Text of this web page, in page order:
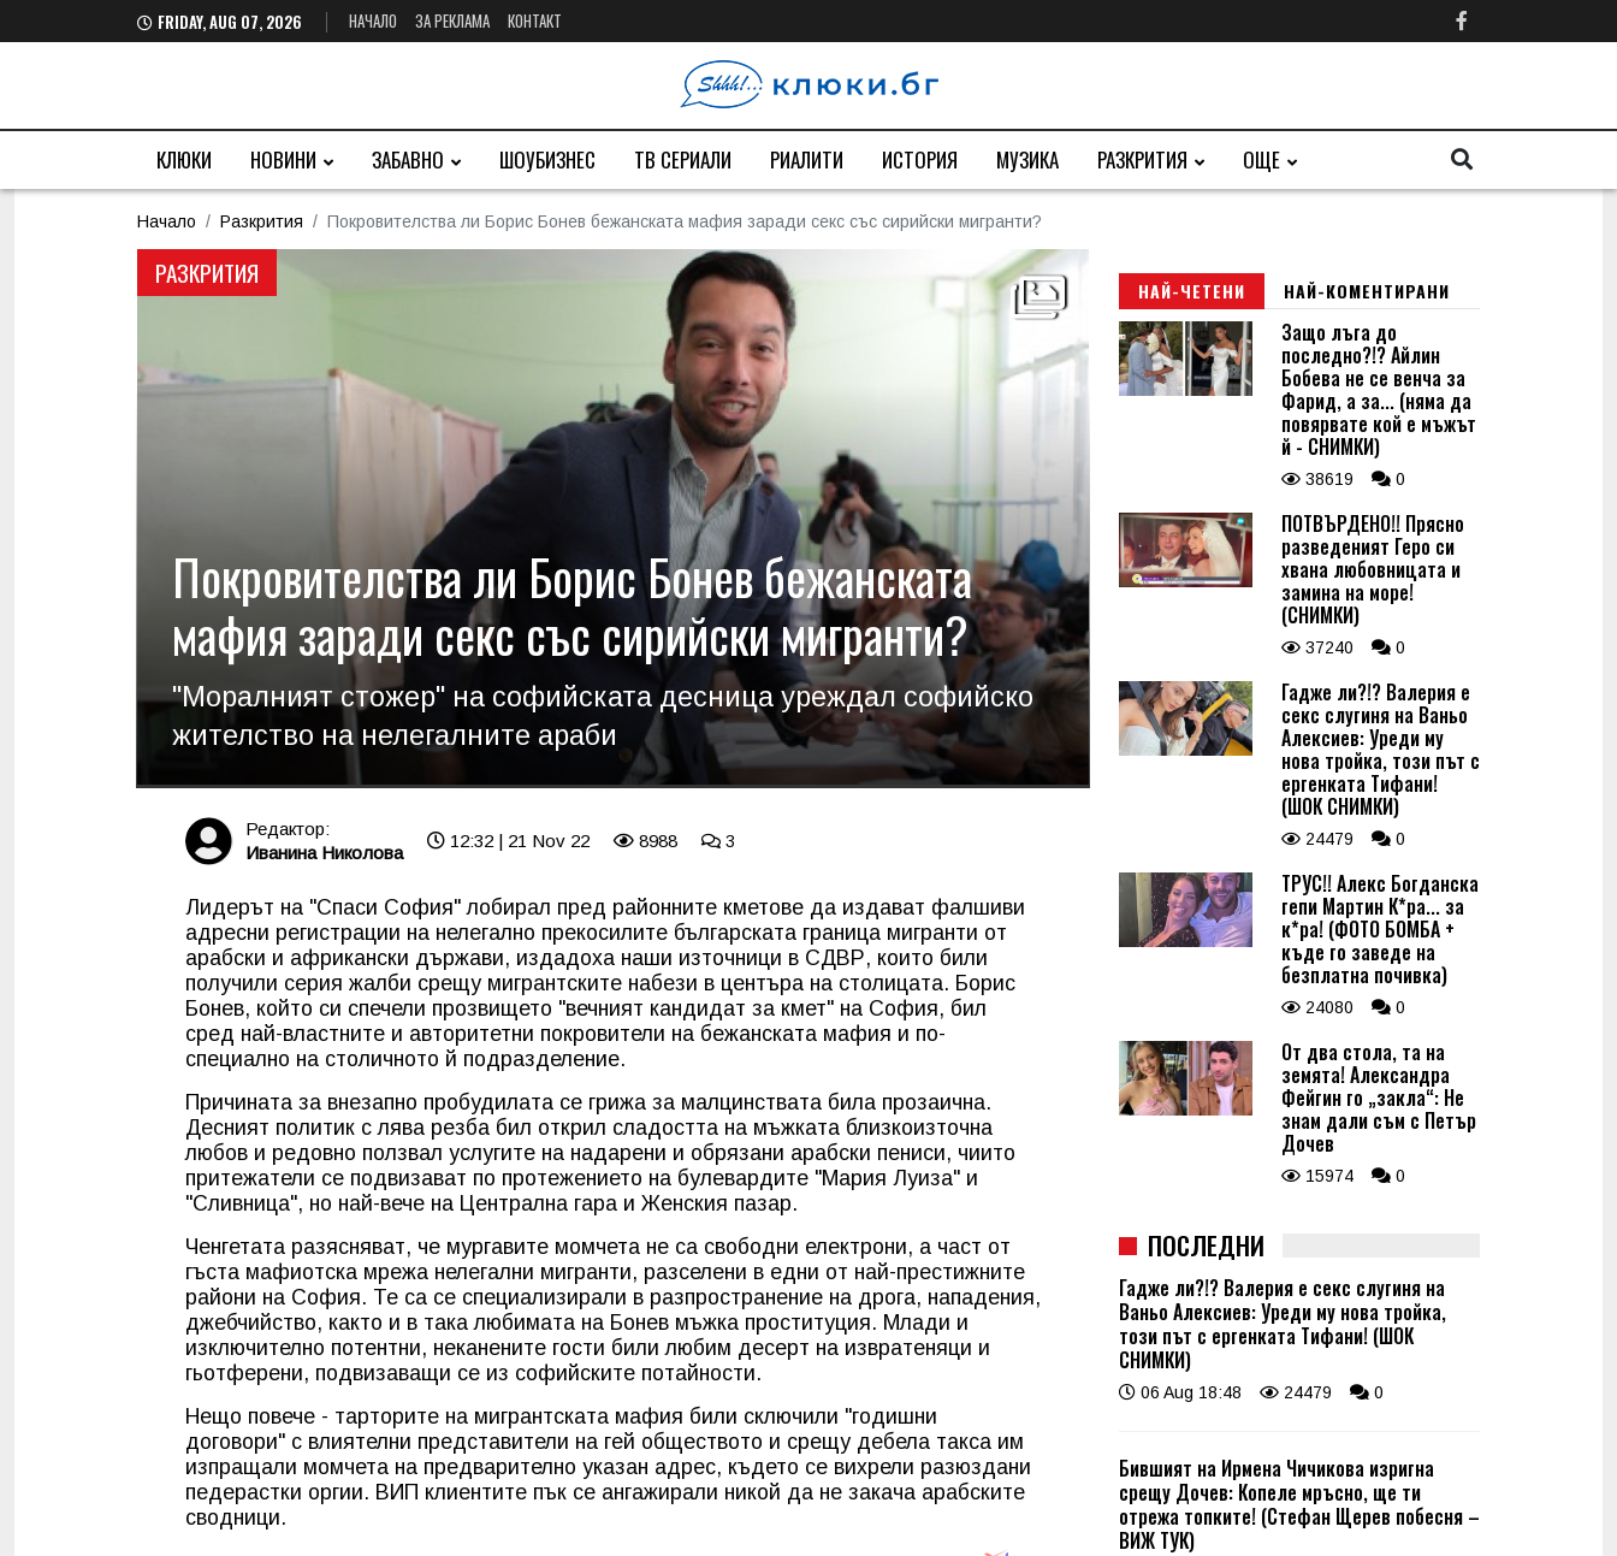
FRIDAY, AUG 07, 2026 НАЧАЛО ЗА РЕКЛАМА КОНТАКТ
КЛЮКИ НОВИНИ ЗАБАВНО ШОУБИЗНЕС ТВ СЕРИАЛИ РИАЛИТИ ИСТОРИЯ МУЗИКА РАЗКРИТИЯ ОЩЕ
Начало Разкрития Покровителства ли Борис Бонев бежанската мафия заради секс със сирийски мигранти?
РАЗКРИТИЯ
Покровителства ли Борис Бонев бежанската
мафия заради секс със сирийски мигранти?
"Моралният стожер" на софийската десница уреждал софийско
жителство на нелегалните араби
Редактор:
Иванина Николова
12:32 | 21 Nov 22 8988 3
Лидерът на "Спаси София" лобирал пред районните кметове да издават фалшиви
адресни регистрации на нелегално прекосилите българската граница мигранти от
арабски и африкански държави, издадоха наши източници в СДВР, които били
получили серия жалби срещу мигрантските набези в центъра на столицата. Борис
Бонев, който си спечели прозвището "вечният кандидат за кмет" на София, бил
сред най-властните и авторитетни покровители на бежанската мафия и по-
специално на столичното й подразделение.
Причината за внезапно пробудилата се грижа за малцинствата била прозаична.
Десният политик с лява резба бил открил сладостта на мъжката близкоизточна
любов и редовно ползвал услугите на надарени и обрязани арабски пениси, чиито
притежатели се подвизават по протежението на булевардите "Мария Луиза" и
"Сливница", но най-вече на Централна гара и Женския пазар.
Ченгетата разясняват, че мургавите момчета не са свободни електрони, а част от
гъста мафиотска мрежа нелегални мигранти, разселени в едни от най-престижните
райони на София. Те са се специализирали в разпространение на дрога, нападения,
джебчийство, както и в така любимата на Бонев мъжка проституция. Млади и
изключително потентни, неканените гости били любим десерт на извратеняци и
гьотферени, подвизаващи се из софийските потайности.
Нещо повече - тарторите на мигрантската мафия били сключили "годишни
договори" с влиятелни представители на гей обществото и срещу дебела такса им
изпращали момчета на предварително указан адрес, където се вихрели разюздани
педерастки оргии. ВИП клиентите пък се ангажирали никой да не закача арабските
сводници.
НАЙ-ЧЕТЕНИ НАЙ-КОМЕНТИРАНИ
Защо лъга до
последно?!? Айлин
Бобева не се венча за
Фарид, а за... (няма да
повярвате кой е мъжът
й - СНИМКИ)
38619 0
ПОТВЪРДЕНО!! Прясно
разведеният Геро си
хвана любовницата и
замина на море!
(СНИМКИ)
37240 0
Гадже ли?!? Валерия е
секс слугиня на Ваньо
Алексиев: Уреди му
нова тройка, този път с
ергенката Тифани!
(ШОК СНИМКИ)
24479 0
ТРУС!! Алекс Богданска
гепи Мартин К*ра... за
к*ра! (ФОТО БОМБА +
къде го заведе на
безплатна почивка)
24080 0
От два стола, та на
земята! Александра
Фейгин го „закла“: Не
знам дали съм с Петър
Дочев
15974 0
ПОСЛЕДНИ
Гадже ли?!? Валерия е секс слугиня на
Ваньо Алексиев: Уреди му нова тройка,
този път с ергенката Тифани! (ШОК
СНИМКИ)
06 Aug 18:48 24479 0
Бившият на Ирмена Чичикова изригна
срещу Дочев: Копеле мръсно, ще ти
отрежа топките! (Стефан Щерев побесня –
ВИЖ ТУК)